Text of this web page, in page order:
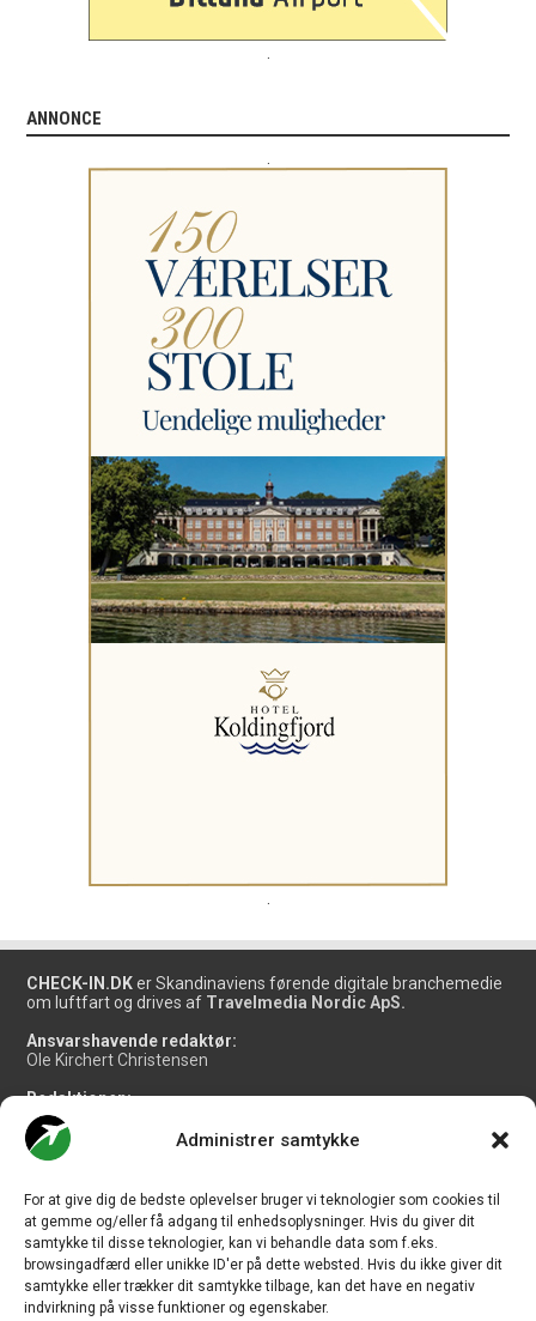
Administrer samtykke
For at give dig de bedste oplevelser bruger vi teknologier som cookies til
at gemme og/eller få adgang til enhedsoplysninger. Hvis du giver dit
samtykke til disse teknologier, kan vi behandle data som f.eks.
browsingadfærd eller unikke ID'er på dette websted. Hvis du ikke giver dit
samtykke eller trækker dit samtykke tilbage, kan det have en negativ
indvirkning på visse funktioner og egenskaber.
ANNONCE
CHECK-IN.DK er Skandinaviens førende digitale branchemedie
om luftfart og drives af Travelmedia Nordic ApS.
Ansvarshavende redaktør:
Ole Kirchert Christensen
Redaktionen:
Christian Granhøj Skouboe
Henrik Baumgarten
Danny Longhi Andreasen
Salg og jobannoncer:
salg@travelmedianordic.com
Vi tager ansvar for indholdet og er tilmeldt